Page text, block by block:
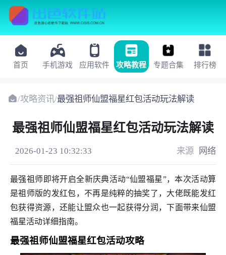
首页 手机游戏 应用软件 攻略教程 专题合集 排行榜
/攻略资讯/最强祖师仙盟福星红包活动玩法解读
最强祖师仙盟福星红包活动玩法解读
2026-01-23 10:32:33 来源 网络
最强祖师即将开启全新庆典活动“仙盟福星”，本次活动算
是祖师版的发红包，不再是纯粹的抽奖了，大佬既能发红
包获得资源，还能让盟众也一起获得分润，下面带来仙盟
福星活动详细指南。
最强祖师仙盟福星红包活动攻略